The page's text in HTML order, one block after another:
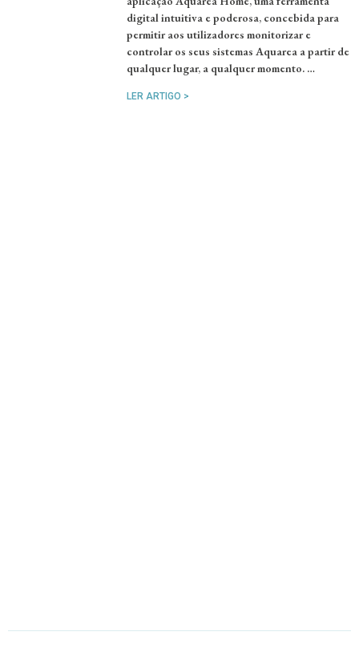
digital intuitiva e poderosa, concebida para
permitir aos utilizadores monitorizar e
controlar os seus sistemas Aquarea a partir de
qualquer lugar, a qualquer momento. …
LER ARTIGO >